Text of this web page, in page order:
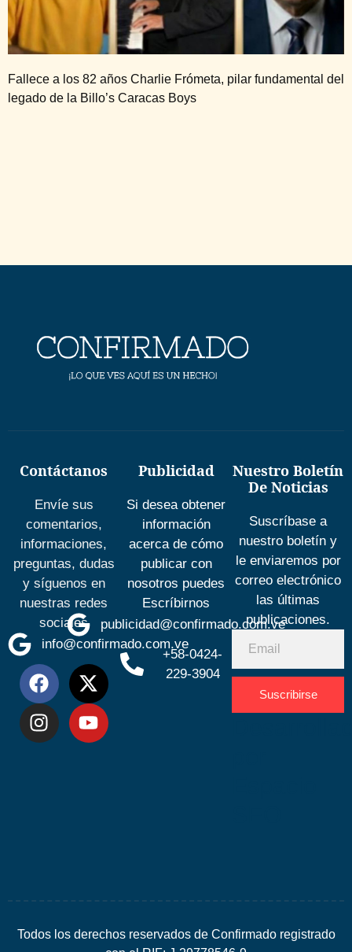
Fallece a los 82 años Charlie Frómeta, pilar fundamental del
legado de la Billo’s Caracas Boys
Contáctanos
Envíe sus
comentarios,
informaciones,
preguntas, dudas
y síguenos en
nuestras redes
sociales
info@confirmado.com.ve
Publicidad
Si desea obtener
información
acerca de cómo
publicar con
nosotros puedes
Escríbirnos
publicidad@confirmado.com.ve
+58-0424-
229-3904
Nuestro Boletín
De Noticias
Suscríbase a
nuestro boletín y
le enviaremos por
correo electrónico
las últimas
publicaciones.
Suscribirse
Todos los derechos reservados de Confirmado registrado